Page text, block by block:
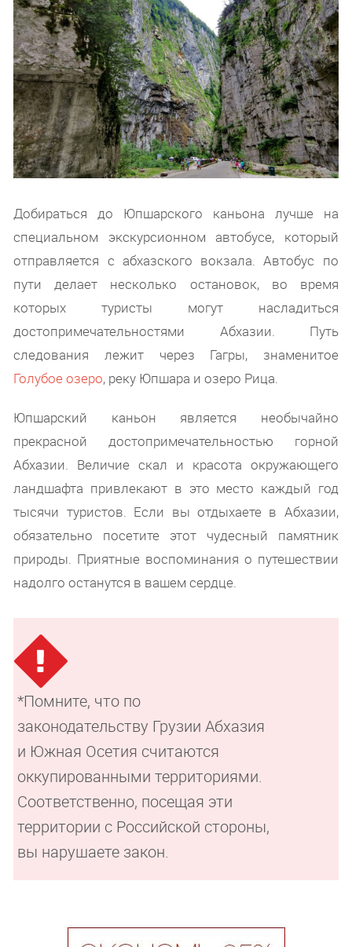
Добираться до Юпшарского каньона лучше на
специальном экскурсионном автобусе, который
отправляется с абхазского вокзала. Автобус по
пути делает несколько остановок, во время
которых туристы могут насладиться
достопримечательностями Абхазии. Путь
следования лежит через Гагры, знаменитое
Голубое озеро, реку Юпшара и озеро Рица.
Юпшарский каньон является необычайно
прекрасной достопримечательностью горной
Абхазии. Величие скал и красота окружающего
ландшафта привлекают в это место каждый год
тысячи туристов. Если вы отдыхаете в Абхазии,
обязательно посетите этот чудесный памятник
природы. Приятные воспоминания о путешествии
надолго останутся в вашем сердце.
*Помните, что по
законодательству Грузии Абхазия
и Южная Осетия считаются
оккупированными территориями.
Соответственно, посещая эти
территории с Российской стороны,
вы нарушаете закон.